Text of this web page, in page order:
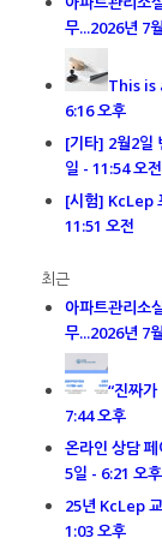
무...2026년 7
This is
6:16 오후
[기타] 2월2일
일 - 11:54 오전
[시험] KcLep
11:51 오전
최근
아파트관리소
무...2026년 7
“진짜
7:44 오후
온라인 상담
5일 - 6:21 오후
25년 KcLep
1:03 오후